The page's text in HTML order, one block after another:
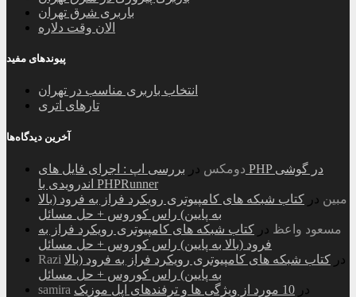
باربری شرق تهران
الان وقت دلاره
پیوندهای مفید
انتخاب باربری مناسب در تهران
تارهای اتری
آخرین دیدگاه‌ها
دومکس در بررسی اپ : اجرای فایل های PHP در گوشی
اندرویدی با PHPRunner
مبین در کتاب شبکه های کامپیوتری رویکرد فراز به فرود (بالا
به پایین) راس کوروس + حل مسائل
مسعود واعظ در کتاب شبکه های کامپیوتری رویکرد فراز به
فرود (بالا به پایین) راس کوروس + حل مسائل
Razi
در کتاب شبکه های کامپیوتری رویکرد فراز به فرود (بالا
به پایین) راس کوروس + حل مسائل
samira
در 10 مورد از ویژگی ها و ترفندهای اپل موزیک